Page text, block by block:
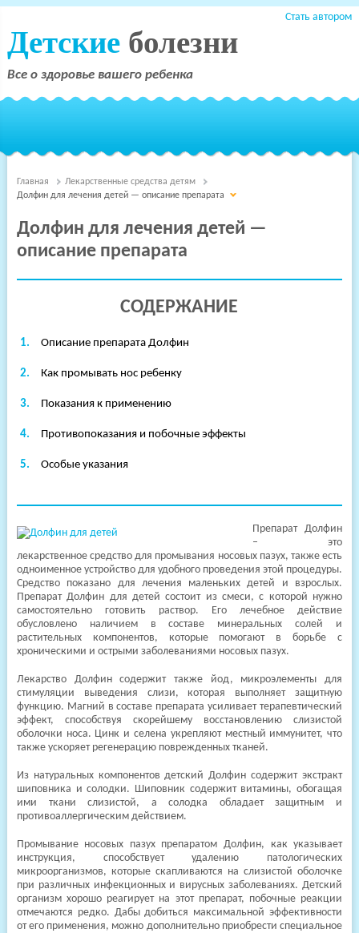
Стать автором
Детские болезни
Все о здоровье вашего ребенка
Главная
Лекарственные средства детям
Долфин для лечения детей — описание препарата
Долфин для лечения детей —
описание препарата
СОДЕРЖАНИЕ
Описание препарата Долфин
Как промывать нос ребенку
Показания к применению
Противопоказания и побочные эффекты
Особые указания
Препарат Долфин
– это
лекарственное средство для промывания носовых пазух, также есть
одноименное устройство для удобного проведения этой процедуры.
Средство показано для лечения маленьких детей и взрослых.
Препарат Долфин для детей состоит из смеси, с которой нужно
самостоятельно готовить раствор. Его лечебное действие
обусловлено наличием в составе минеральных солей и
растительных компонентов, которые помогают в борьбе с
хроническими и острыми заболеваниями носовых пазух.
Лекарство Долфин содержит также йод, микроэлементы для
стимуляции выведения слизи, которая выполняет защитную
функцию. Магний в составе препарата усиливает терапевтический
эффект, способствуя скорейшему восстановлению слизистой
оболочки носа. Цинк и селена укрепляют местный иммунитет, что
также ускоряет регенерацию поврежденных тканей.
Из натуральных компонентов детский Долфин содержит экстракт
шиповника и солодки. Шиповник содержит витамины, обогащая
ими ткани слизистой, а солодка обладает защитным и
противоаллергическим действием.
Промывание носовых пазух препаратом Долфин, как указывает
инструкция, способствует удалению патологических
микроорганизмов, которые скапливаются на слизистой оболочке
при различных инфекционных и вирусных заболеваниях. Детский
организм хорошо реагирует на этот препарат, побочные реакции
отмечаются редко. Дабы добиться максимальной эффективности
от его применения, можно дополнительно приобрести специальное